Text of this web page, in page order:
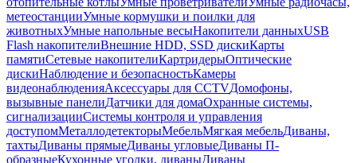
метеостанцииУмные кормушки и поилки для
животныхУмные напольные весыНакопители данныхUSB
Flash накопителиВнешние HDD, SSD дискиКарты
памятиСетевые накопителиКартридерыОптические
дискиНаблюдение и безопасностьКамеры
видеонаблюденияАксессуары для CCTVДомофоны,
вызывные панелиДатчики для домаОхранные системы,
сигнализацииСистемы контроля и управления
доступомМеталлодетекторыМебельМягкая мебельДиваны,
тахтыДиваны прямыеДиваны угловыеДиваны П-
образныеКухонные уголки, диваныДиваны